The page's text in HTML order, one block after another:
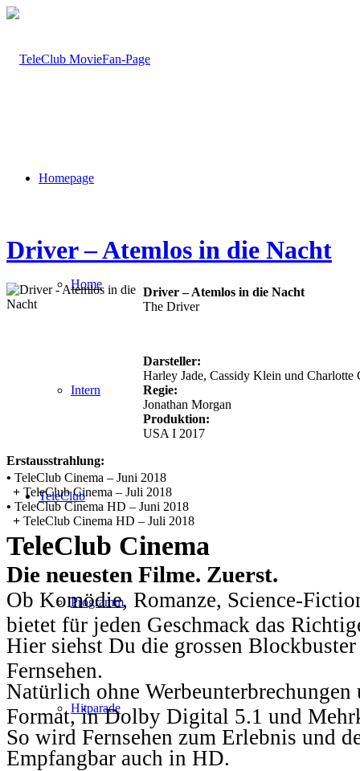
Homepage
Home
Intern
TeleClub
Programm
Hitparade
Driver – Atemlos in die Nacht
Driver – Atemlos in die Nacht
The Driver
Darsteller:
Harley Jade, Cassidy Klein und Charlotte
Regie:
Jonathan Morgan
Produktion:
USA I 2017
Erstausstrahlung:
• TeleClub Cinema – Juni 2018
+ TeleClub Cinema – Juli 2018
• TeleClub Cinema HD – Juni 2018
+ TeleClub Cinema HD – Juli 2018
TeleClub Cinema
Die neuesten Filme. Zuerst.
Ob Komödie, Romanze, Science-
bietet für jeden Geschmack das
Hier siehst Du die grossen
Fernsehen.
Natürlich ohne
Format, in Dolby Digital 5.1 und
So wird Fernsehen zum Erlebnis und
Empfangbar auch in HD.